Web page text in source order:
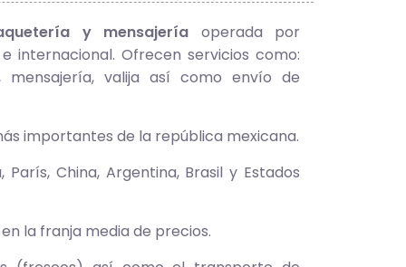
y mensajería operada por
internacional. Ofrecen servicios como:
valija así como envío de
importantes de la república mexicana.
China, Argentina, Brasil y Estados
la franja media de precios.